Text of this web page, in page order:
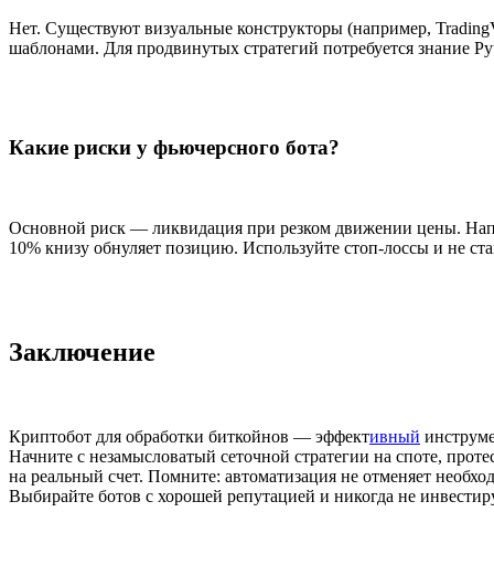
Нет. Существуют визуальные конструкторы (например,
шаблонами. Для продвинутых стратегий потребуется знание
Какие риски у фьючерсного бота?
Основной риск — ликвидация при резком движении цены.
10% книзу обнуляет позицию. Используйте стоп-лоссы и не
Заключение
Криптобот для обработки биткойнов — эффективный
Начните с незамысловатый сеточной стратегии на споте,
на реальный счет. Помните: автоматизация не отменяет
Выбирайте ботов с хорошей репутацией и никогда не